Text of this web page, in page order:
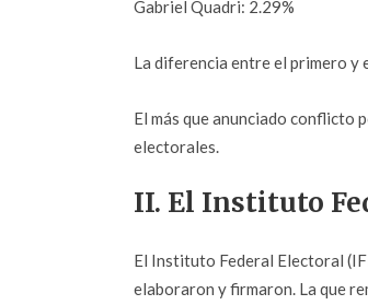
Gabriel Quadri: 2.29%
La diferencia entre el primero y
El más que anunciado conflicto
electorales.
II. El Instituto
El Instituto Federal Electoral
elaboraron y firmaron. La que